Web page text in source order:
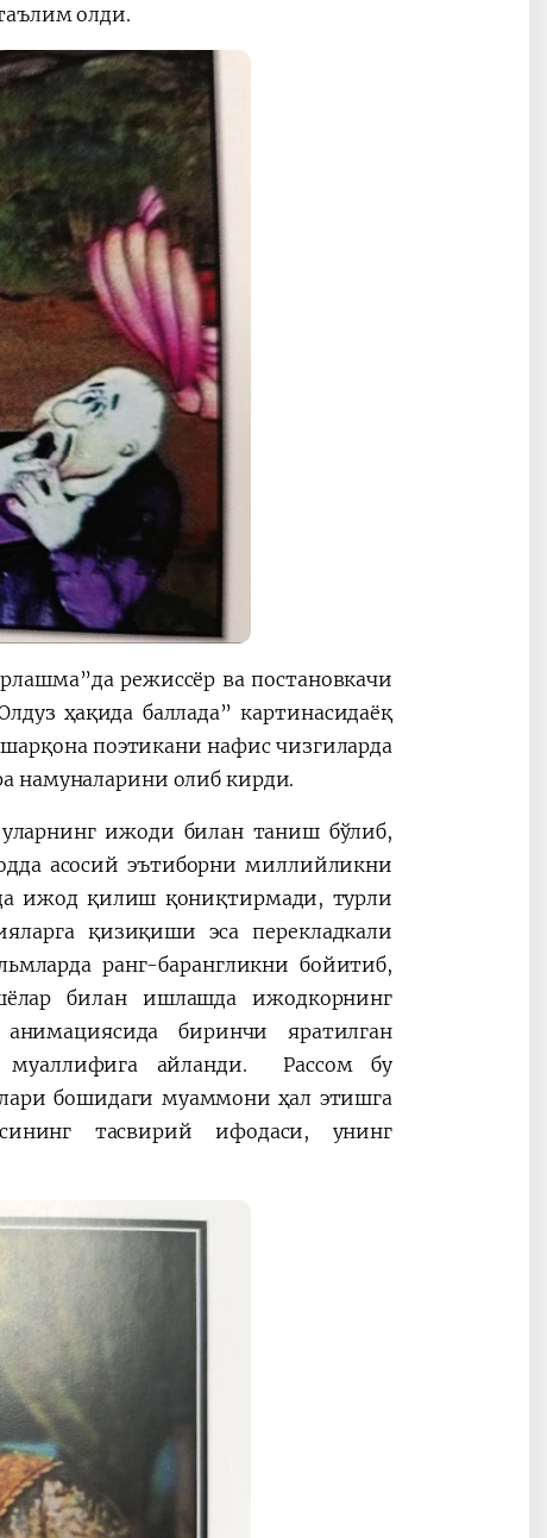
олди.
режиссёр ва постановкачи
ҳақида баллада” картинасидаёқ
поэтикани нафис чизгиларда
намуналарини олиб кирди.
уларнинг ижоди билан таниш бўлиб,
асосий эътиборни миллийликни
ижод қилиш қониқтирмади, турли
қизиқиши эса перекладкали
ранг-барангликни бойитиб,
билан ишлашда ижодкорнинг
биринчи яратилган
айланди. Рассом бу
бошидаги муаммони ҳал этишга
тасвирий ифодаси, унинг